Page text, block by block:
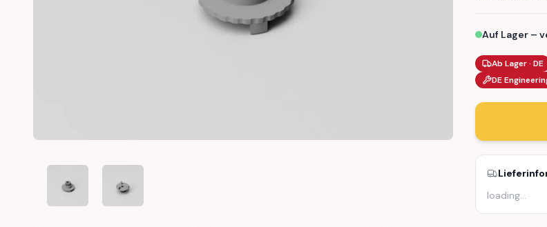
BMW E46 E64 E53 Z4 E85 WINDOW REGULATOR MOTOR GEAR REPLACEMENT REPAIR (67628362063)
BMW E46 E64 E53 Z4 E85 WINDOW REGULATOR MOTOR GEAR REPLACEMENT REPAIR
Auf Lager –
Ab Lager · DE
DE
loading…